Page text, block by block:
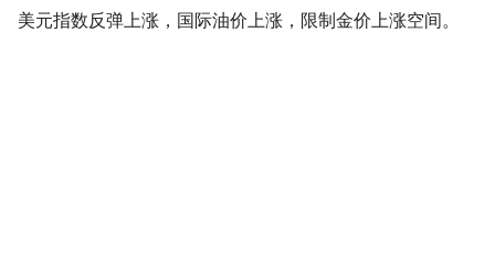
美元指数反弹上涨，国际油价上涨，限制金价上涨空间。